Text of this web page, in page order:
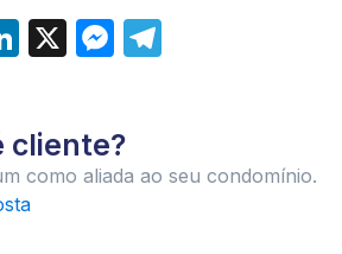
LinkedIn
X Messenger
cliente?
como aliada ao seu condomínio.